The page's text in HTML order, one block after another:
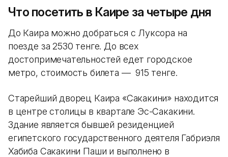
Что посетить в Каире за четыре дня
До Каира можно добраться с Луксора на
поезде за 2530 тенге. До всех
достопримечательностей едет городское
метро, стоимость билета — 915 тенге.
Старейший дворец Каира «Сакакини» находится
в центре столицы в квартале Эс-Сакакини.
Здание является бывшей резиденцией
египетского государственного деятеля Габриэля
Хабиба Сакакини Паши и выполнено в